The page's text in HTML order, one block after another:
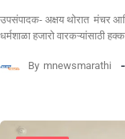
उपसंपादक- अक्षय थोरात मंचर
धर्मशाळा हजारो वारकऱ्यांसाठी
By mnewsmarathi